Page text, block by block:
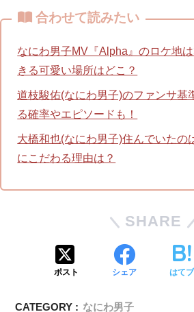
合わせて読みたい
なにわ男子MV『Alpha』のロケ地
きる可愛い場所はどこ？
道枝駿佑(なにわ男子)のファンサ基
る確率やエピソードも！
大橋和也(なにわ男子)住んでいたの
にこだわる理由は？
SHARE
ポスト シェア はてブ
CATEGORY : なにわ男子